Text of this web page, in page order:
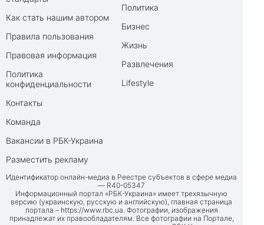
Как стать нашим автором
Правила пользования
Правовая информация
Политика
конфиденциальности
Контакты
Команда
Вакансии в РБК-Украина
Разместить рекламу
Политика
Бизнес
Жизнь
Развлечения
Lifestyle
Идентификатор онлайн-медиа в Реестре субъектов в сфере медиа
— R40-05347
Информационный портал «РБК-Украина» имеет трехязычную
версию (украинскую, русскую и английскую), главная страница
портала – https://www.rbc.ua. Фотографии, изображения
принадлежат их правообладателям. Все фотографии на Портале,